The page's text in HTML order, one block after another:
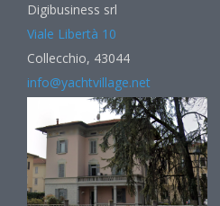
Digibusiness srl
Viale Libertà 10
Collecchio, 43044
info@yachtvillage.net